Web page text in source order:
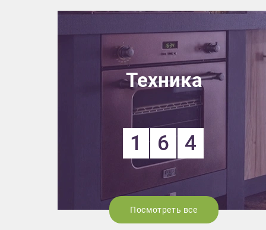
Техника
1 6 4
Посмотреть все
с